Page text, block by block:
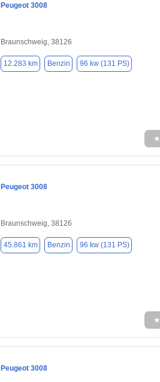
Peugeot 3008
Braunschweig, 38126
12.283 km Benzin 96 kw (131 PS)
★
Peugeot 3008
Braunschweig, 38126
45.861 km Benzin 96 kw (131 PS)
★
Peugeot 3008